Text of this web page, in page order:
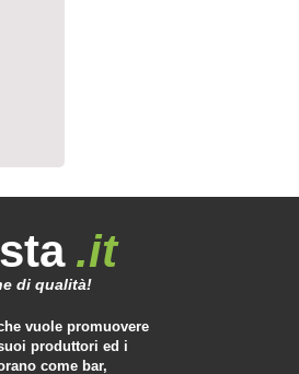
.it
di qualità!
vuole promuovere
produttori ed i
come bar,